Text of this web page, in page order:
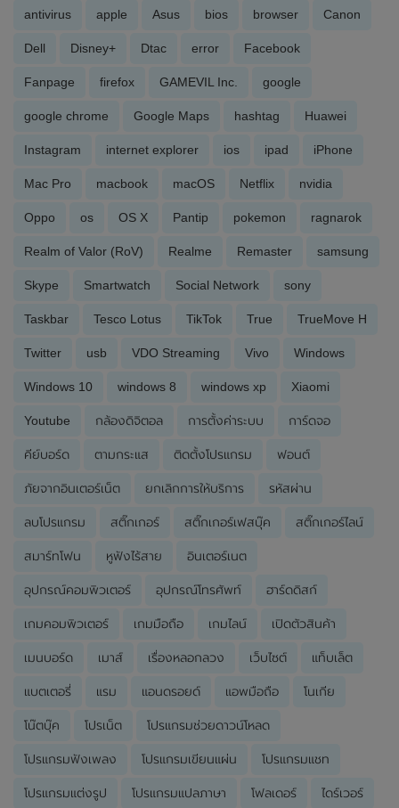
antivirus apple Asus bios browser Canon
Dell Disney+ Dtac error Facebook
Fanpage firefox GAMEVIL Inc. google
google chrome Google Maps hashtag Huawei
Instagram internet explorer ios ipad iPhone
Mac Pro macbook macOS Netflix nvidia
Oppo os OS X Pantip pokemon ragnarok
Realm of Valor (RoV) Realme Remaster samsung
Skype Smartwatch Social Network sony
Taskbar Tesco Lotus TikTok True TrueMove H
Twitter usb VDO Streaming Vivo Windows
Windows 10 windows 8 windows xp Xiaomi
Youtube กล้องดิจิตอล การตั้งค่าระบบ การ์ดจอ
คีย์บอร์ด ตามกระแส ติดตั้งโปรแกรม ฟอนต์
ภัยจากอินเตอร์เน็ต ยกเลิกการให้บริการ รหัสผ่าน
ลบโปรแกรม สติ๊กเกอร์ สติ๊กเกอร์เฟสบุ๊ค สติ๊กเกอร์ไลน์
สมาร์ทโฟน หูฟังไร้สาย อินเตอร์เนต
อุปกรณ์คอมพิวเตอร์ อุปกรณ์โทรศัพท์ ฮาร์ดดิสก์
เกมคอมพิวเตอร์ เกมมือถือ เกมไลน์ เปิดตัวสินค้า
เมนบอร์ด เมาส์ เรื่องหลอกลวง เว็บไซต์ แท็บเล็ต
แบตเตอรี่ แรม แอนดรอยด์ แอพมือถือ โนเกีย
โน๊ตบุ๊ค โปรเน็ต โปรแกรมช่วยดาวน์โหลด
โปรแกรมฟังเพลง โปรแกรมเขียนแผ่น โปรแกรมแชท
โปรแกรมแต่งรูป โปรแกรมแปลภาษา โฟลเดอร์ ไดร์เวอร์